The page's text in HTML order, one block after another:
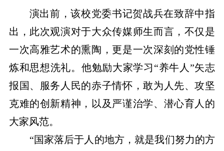
演出前，该校党委书记贺战兵在致辞中指
出，此次观演对于大众传媒师生而言，不仅是
一次高雅艺术的熏陶，更是一次深刻的党性锤
炼和思想洗礼。他勉励大家学习“养牛人”矢志
报国、服务人民的赤子情怀，敢为人先、攻坚
克难的创新精神，以及严谨治学、潜心育人的
大家风范。
“国家落后于人的地方，就是我们努力的方